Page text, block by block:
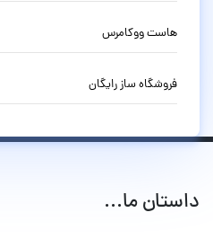
هاست ووکامرس
فروشگاه ساز رایگان
داستان ما...